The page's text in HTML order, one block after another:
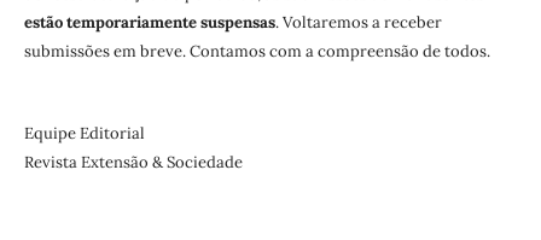
estão temporariamente suspensas. Voltaremos a receber
submissões em breve. Contamos com a compreensão de todos.
Equipe Editorial
Revista Extensão & Sociedade